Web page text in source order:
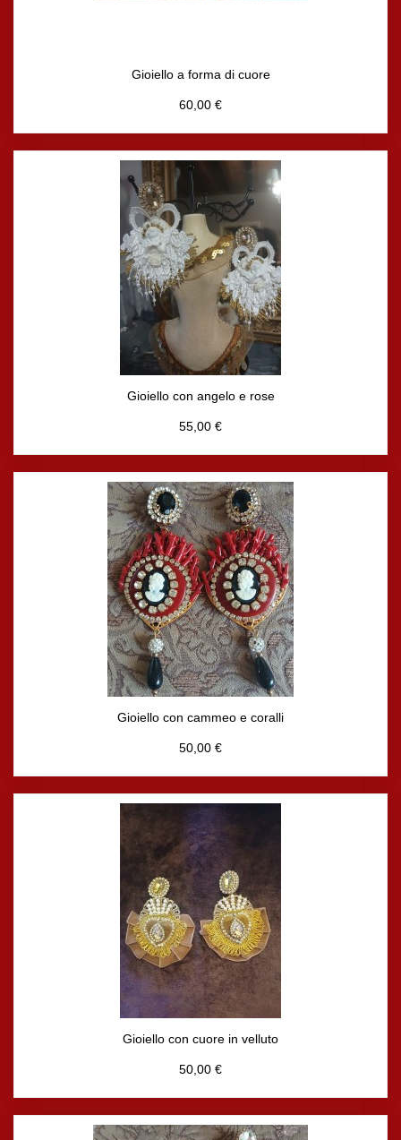
Gioiello a forma di cuore
60,00 €
Gioiello con angelo e rose
55,00 €
Gioiello con cammeo e coralli
50,00 €
Gioiello con cuore in velluto
50,00 €